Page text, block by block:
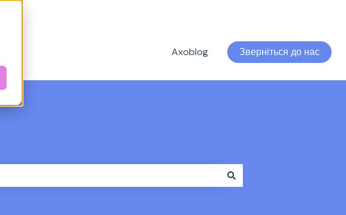
Axoblog Зверніться до нас